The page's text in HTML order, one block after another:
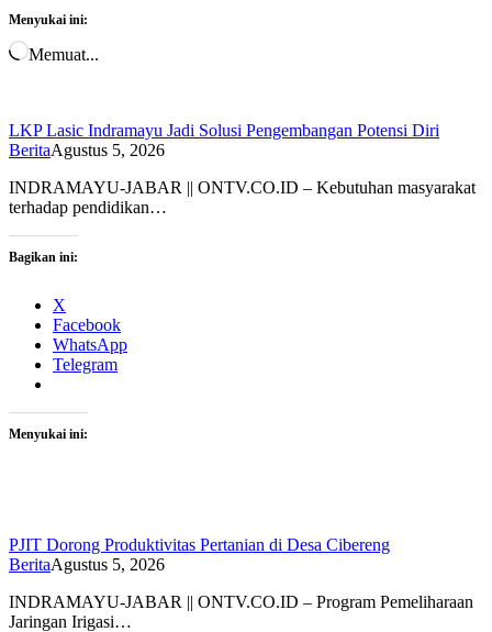
Menyukai ini:
Memuat...
LKP Lasic Indramayu Jadi Solusi Pengembangan Potensi Diri
BeritaAgustus 5, 2026
INDRAMAYU-JABAR || ONTV.CO.ID – Kebutuhan masyarakat
terhadap pendidikan…
Bagikan ini:
X
Facebook
WhatsApp
Telegram
Menyukai ini:
PJIT Dorong Produktivitas Pertanian di Desa Cibereng
BeritaAgustus 5, 2026
INDRAMAYU-JABAR || ONTV.CO.ID – Program Pemeliharaan
Jaringan Irigasi…